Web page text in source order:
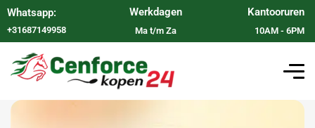
Whatsapp:
+31687149958
Werkdagen
Ma t/m Za
Kantooruren
10AM - 6PM